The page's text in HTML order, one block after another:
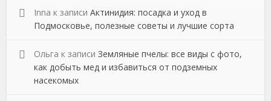
Inna к записиАктинидия: посадка и уход в
Подмосковье, полезные советы и лучшие сорта
Ольга к записиЗемляные пчелы: все виды с фото,
как добыть мед и избавиться от подземных
насекомых